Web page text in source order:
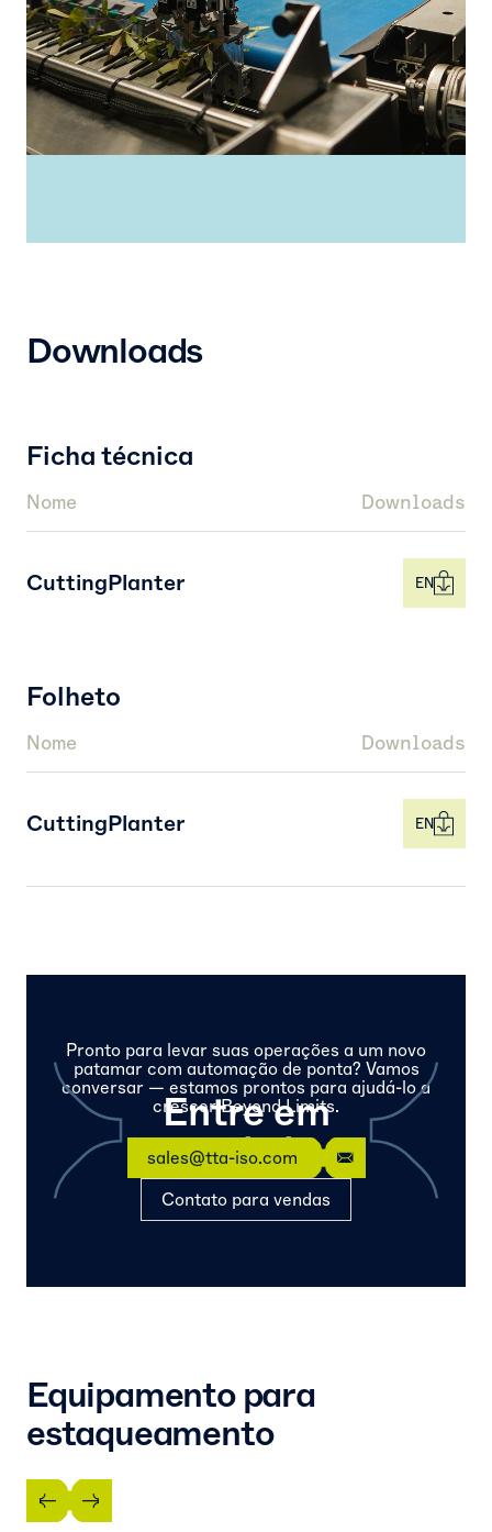
Downloads
Ficha técnica
Nome Downloads
CuttingPlanter EN
Folheto
Nome Downloads
CuttingPlanter EN
Pronto para levar suas operações a um novo
patamar com automação de ponta? Vamos
conversar — estamos prontos para ajudá-lo a
crescer Beyond Limits.
Entre em
contato
sales@tta-iso.com
Contato para vendas
Equipamento para
estaqueamento